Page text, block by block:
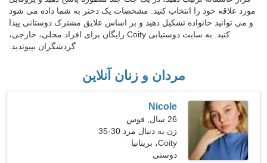
مورد علاقه خود را انتخاب کنید. مشخصات یک دختر به شما داده می شود
و می توانید خانواده تشکیل دهید و بر اساس علایق مشترک دوستانی پیدا
کنید. به سایت دوستیابی Coity رایگان برای افراد محلی، خارجی،
گردشگران بپیوندید.
مردان و زنان آنلاین
Nicole
26 سال, قوس
زن به دنبال مرد 30-35
Coity، بریتانیا
دوستی